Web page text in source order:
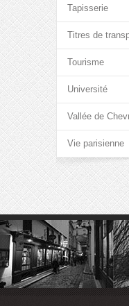
Tapisserie
Titres de
Tourisme
Université
Vallée de
Vie parisienne